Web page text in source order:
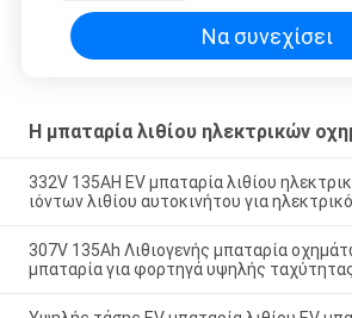
Να συνεχίσει
Η μπαταρία λιθίου ηλεκτρικών
332V 135AH EV μπαταρία λιθίου
ιόντων λιθίου αυτοκινήτου για
307V 135Ah Λιθιογενής μπαταρία
μπαταρία για φορτηγά υψηλής